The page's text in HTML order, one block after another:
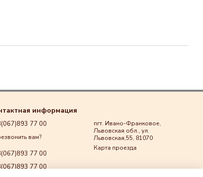
информация
77 00
вам?
77 00
77 00
пгт. Ивано-Франковое,
Львовская обл., ул.
Львовская,55, 81070
Карта проезда